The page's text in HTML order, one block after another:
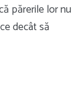
părerile lor nu
decât să